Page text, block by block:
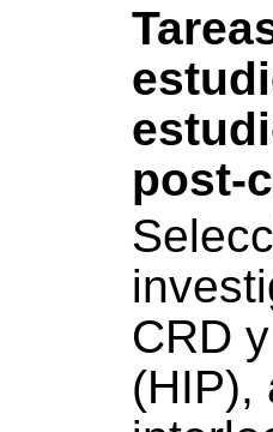
post-
CRD
(HIP),